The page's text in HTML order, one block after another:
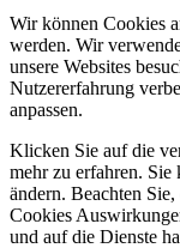
Wir können Cookies
werden. Wir
unsere Websites
Nutzererfahrung
anpassen.
Klicken Sie auf die
mehr zu erfahren. Sie
ändern. Beachten
Cookies
und auf die Dienste